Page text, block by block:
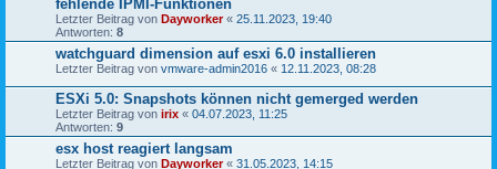
fehlende IPMI-Funktionen
Letzter Beitrag von Dayworker« 25.11.2023, 19:40
Antworten: 8
watchguard dimension auf esxi 6.0 installieren
Letzter Beitrag von vmware-admin2016 « 12.11.2023, 08:28
ESXi 5.0: Snapshots können nicht gemerged werden
Letzter Beitrag von irix « 04.07.2023, 11:25
Antworten: 9
esx host reagiert langsam
Letzter Beitrag von Dayworker« 31.05.2023, 14:15